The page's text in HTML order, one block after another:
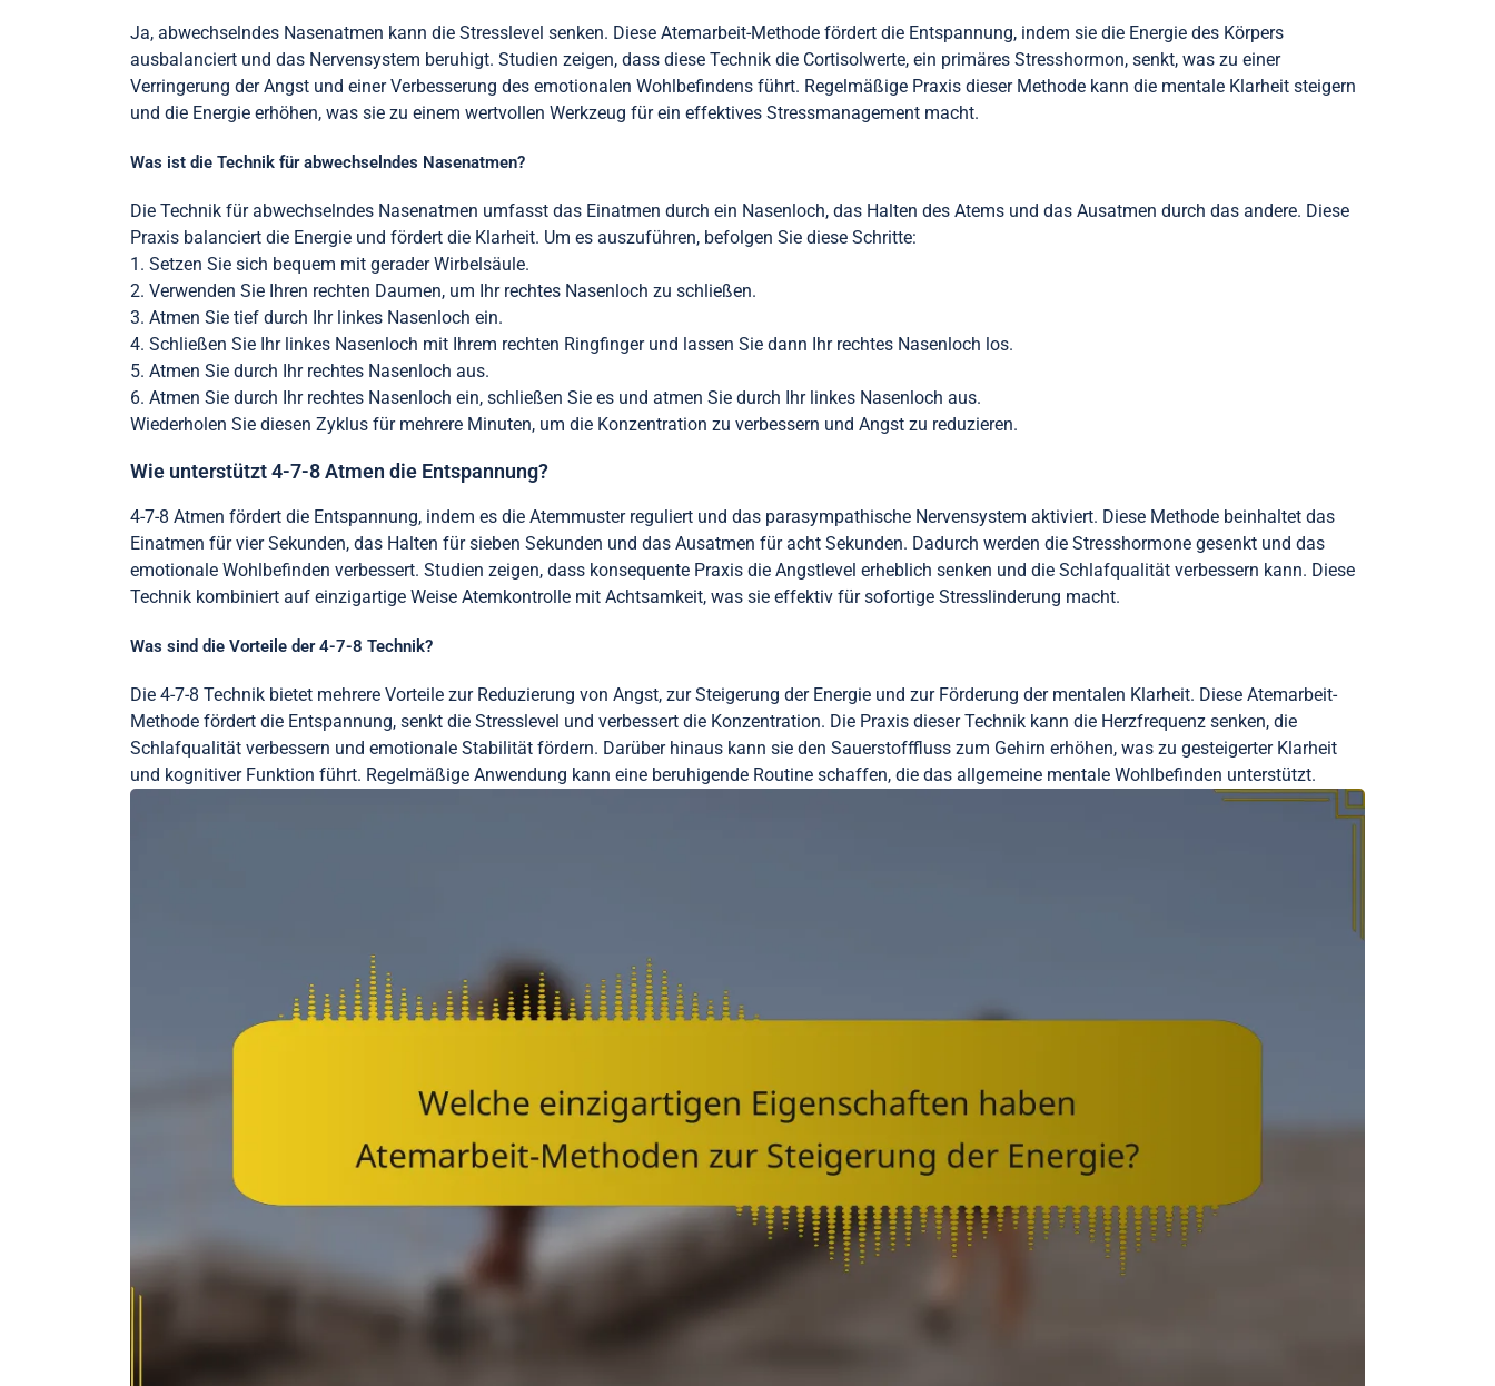
Ja, abwechselndes Nasenatmen kann die Stresslevel senken. Diese Atemarbeit-Methode fördert die Entspannung, indem sie die Energie des Körpers
ausbalanciert und das Nervensystem beruhigt. Studien zeigen, dass diese Technik die Cortisolwerte, ein primäres Stresshormon, senkt, was zu einer
Verringerung der Angst und einer Verbesserung des emotionalen Wohlbefindens führt. Regelmäßige Praxis dieser Methode kann die mentale Klarheit steigern
und die Energie erhöhen, was sie zu einem wertvollen Werkzeug für ein effektives Stressmanagement macht.
Was ist die Technik für abwechselndes Nasenatmen?
Die Technik für abwechselndes Nasenatmen umfasst das Einatmen durch ein Nasenloch, das Halten des Atems und das Ausatmen durch das andere. Diese
Praxis balanciert die Energie und fördert die Klarheit. Um es auszuführen, befolgen Sie diese Schritte:
1. Setzen Sie sich bequem mit gerader Wirbelsäule.
2. Verwenden Sie Ihren rechten Daumen, um Ihr rechtes Nasenloch zu schließen.
3. Atmen Sie tief durch Ihr linkes Nasenloch ein.
4. Schließen Sie Ihr linkes Nasenloch mit Ihrem rechten Ringfinger und lassen Sie dann Ihr rechtes Nasenloch los.
5. Atmen Sie durch Ihr rechtes Nasenloch aus.
6. Atmen Sie durch Ihr rechtes Nasenloch ein, schließen Sie es und atmen Sie durch Ihr linkes Nasenloch aus.
Wiederholen Sie diesen Zyklus für mehrere Minuten, um die Konzentration zu verbessern und Angst zu reduzieren.
Wie unterstützt 4-7-8 Atmen die Entspannung?
4-7-8 Atmen fördert die Entspannung, indem es die Atemmuster reguliert und das parasympathische Nervensystem aktiviert. Diese Methode beinhaltet das
Einatmen für vier Sekunden, das Halten für sieben Sekunden und das Ausatmen für acht Sekunden. Dadurch werden die Stresshormone gesenkt und das
emotionale Wohlbefinden verbessert. Studien zeigen, dass konsequente Praxis die Angstlevel erheblich senken und die Schlafqualität verbessern kann. Diese
Technik kombiniert auf einzigartige Weise Atemkontrolle mit Achtsamkeit, was sie effektiv für sofortige Stresslinderung macht.
Was sind die Vorteile der 4-7-8 Technik?
Die 4-7-8 Technik bietet mehrere Vorteile zur Reduzierung von Angst, zur Steigerung der Energie und zur Förderung der mentalen Klarheit. Diese Atemarbeit-
Methode fördert die Entspannung, senkt die Stresslevel und verbessert die Konzentration. Die Praxis dieser Technik kann die Herzfrequenz senken, die
Schlafqualität verbessern und emotionale Stabilität fördern. Darüber hinaus kann sie den Sauerstofffluss zum Gehirn erhöhen, was zu gesteigerter Klarheit
und kognitiver Funktion führt. Regelmäßige Anwendung kann eine beruhigende Routine schaffen, die das allgemeine mentale Wohlbefinden unterstützt.